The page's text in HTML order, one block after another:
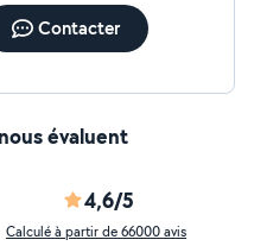
Contacter
évaluent
4,6/5
Calculé à partir de 66000 avis